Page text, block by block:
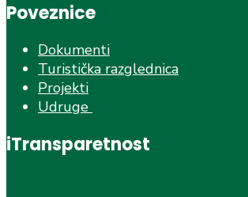
Poveznice
Dokumenti
Turistička razglednica
Projekti
Udruge
iTransparetnost